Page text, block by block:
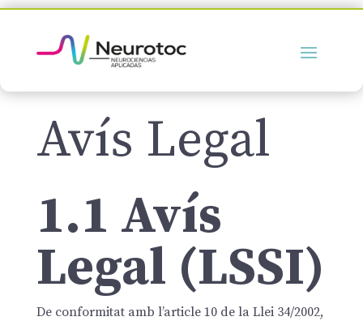
Avís Legal
1.1 Avís
Legal (LSSI)
De conformitat amb l’article 10 de la Llei 34/2002,